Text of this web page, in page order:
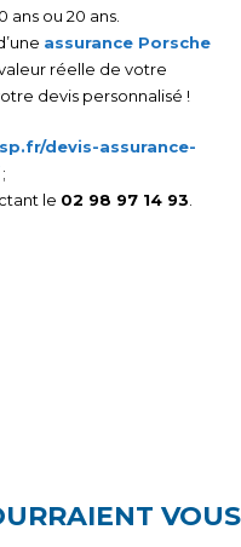
ans ou 20 ans.
assurance Porsche
réelle de votre
devis personnalisé !
devis-assurance-
;
le 02 98 97 14 93
VOUS